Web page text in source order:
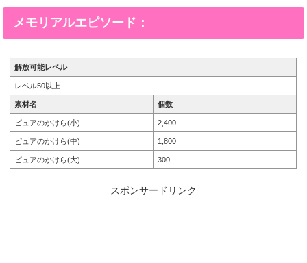
メモリアルエピソード：
解放可能レベル
レベル50以上
素材名 個数
ピュアのかけら(小) 2,400
ピュアのかけら(中) 1,800
ピュアのかけら(大) 300
スポンサードリンク